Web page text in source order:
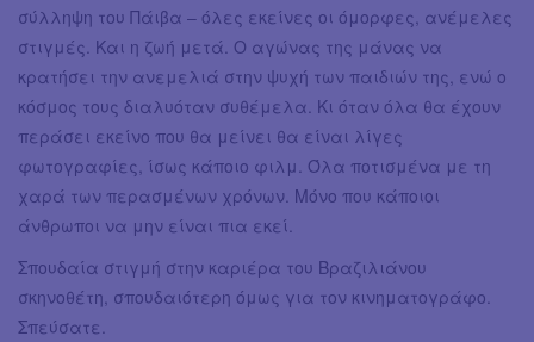
σύλληψη του Πάιβα – όλες εκείνες οι όμορφες, ανέμελες
στιγμές. Και η ζωή μετά. Ο αγώνας της μάνας να
κρατήσει την ανεμελιά στην ψυχή των παιδιών της, ενώ ο
κόσμος τους διαλυόταν συθέμελα. Κι όταν όλα θα έχουν
περάσει εκείνο που θα μείνει θα είναι λίγες
φωτογραφίες, ίσως κάποιο φιλμ. Όλα ποτισμένα με τη
χαρά των περασμένων χρόνων. Μόνο που κάποιοι
άνθρωποι να μην είναι πια εκεί.
Σπουδαία στιγμή στην καριέρα του Βραζιλιάνου
σκηνοθέτη, σπουδαιότερη όμως για τον κινηματογράφο.
Σπεύσατε.